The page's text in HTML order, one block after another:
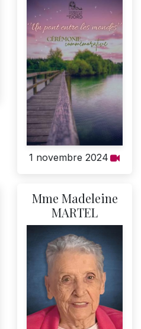
1 novembre 2024
Mme Madeleine
MARTEL